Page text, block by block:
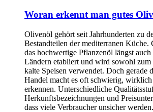
Woran erkennt man gutes
Olivenöl gehört seit Jahrhunderten zu
Bestandteilen der mediterranen Küche.
das hochwertige Pflanzenöl längst
Ländern etabliert und wird sowohl
kalte Speisen verwendet. Doch gerade
Handel macht es oft schwierig,
erkennen. Unterschiedliche
Herkunftsbezeichnungen und
dass viele Verbraucher unsicher werden.